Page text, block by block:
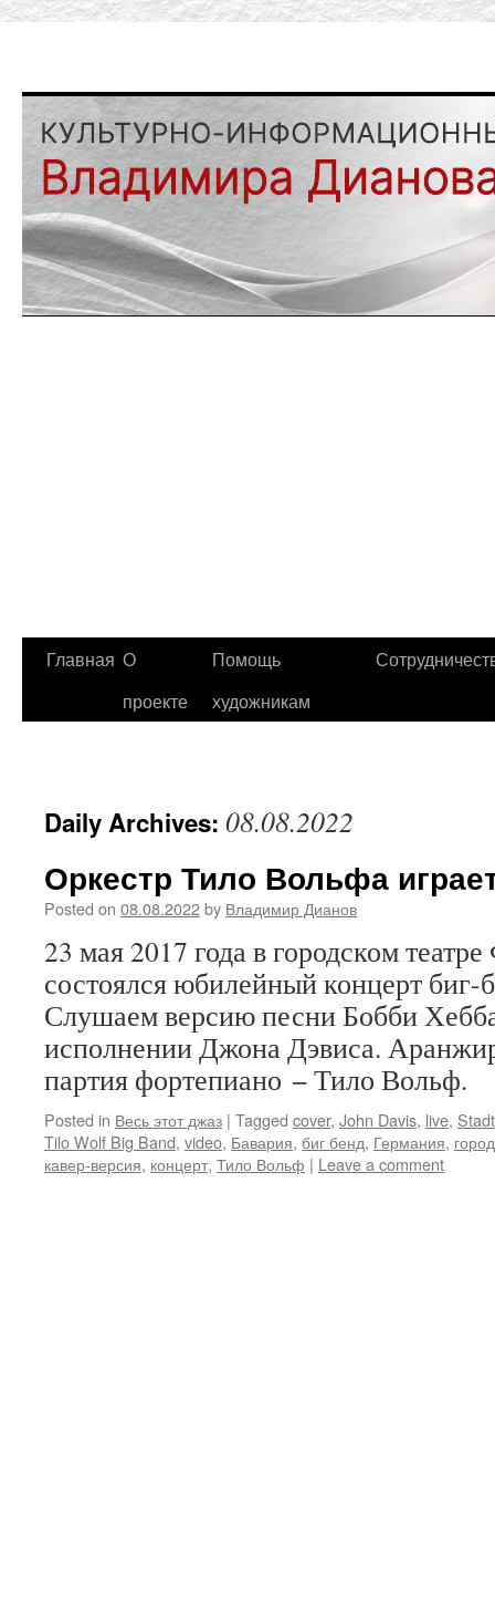
Главная О
проекте
Помощь
художникам
Daily Archives: 08.08.2022
Оркестр Тило Вольфа
Posted on 08.08.2022by Владимир Дианов
23 мая 2017 года в городском
состоялся юбилейный концерт
Слушаем версию песни Бобби
исполнении Джона Дэвиса.
партия фортепиано − Тило Вольф.
Posted in Весь этот джаз | Tagged cover, John Davis, live,
Tilo Wolf Big Band, video, Бавария, биг бенд, Германия,
кавер-версия, концерт, Тило Вольф | Leave a comment